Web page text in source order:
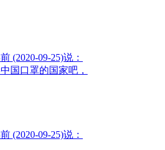
(2020-09-25)说：
国口罩的国家吧，
(2020-09-25)说：